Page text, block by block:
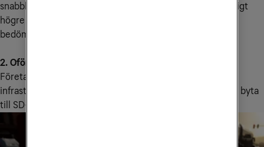
snabbhet, säkerhet och enkelhet innebär kan vara betydligt
högre än priset. Men det är upp till varje organisation att
bedöma.
2. Oförändrade behov
Företag som inte ser några kommande förändringar i sin
infrastruktur eller sitt sätt att arbeta behöver förstås inte byta
till SD-WAN.